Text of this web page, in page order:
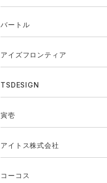
バートル
アイズフロンティア
TSDESIGN
寅壱
アイトス株式会社
コーコス